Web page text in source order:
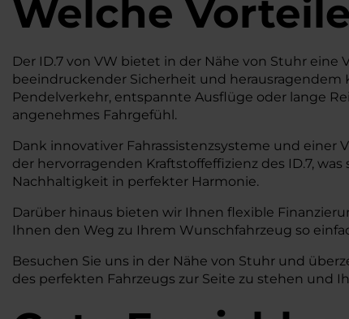
Welche Vorteile
Der ID.7 von VW bietet in der Nähe von Stuhr
beeindruckender Sicherheit und herausragendem
Pendelverkehr, entspannte Ausflüge oder lange
angenehmes Fahrgefühl.
Dank innovativer Fahrassistenzsysteme und einer
der hervorragenden Kraftstoffeffizienz des ID.7,
Nachhaltigkeit in perfekter Harmonie.
Darüber hinaus bieten wir Ihnen flexible
Ihnen den Weg zu Ihrem Wunschfahrzeug so
Besuchen Sie uns in der Nähe von Stuhr und
des perfekten Fahrzeugs zur Seite zu stehen und